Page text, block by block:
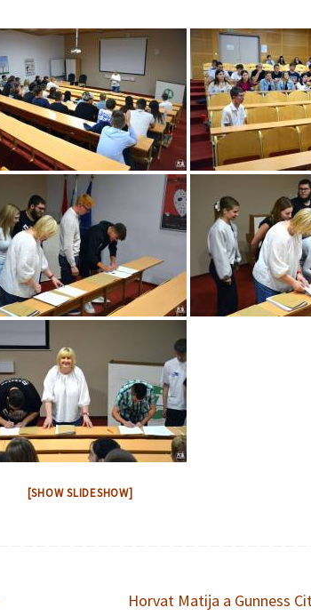
[SHOW SLIDESHOW]
Horvat Matija a Gunness